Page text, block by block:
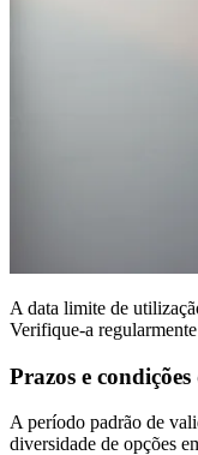
A data limite de
Verifique-a
Prazos e
A período padrão de
diversidade de opções